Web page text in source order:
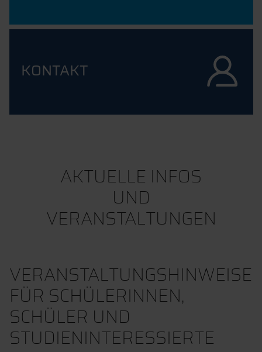
KONTAKT
AKTUELLE INFOS
UND
VERANSTALTUNGEN
VERANSTALTUNGSHINWEISE
FÜR SCHÜLERINNEN,
SCHÜLER UND
STUDIENINTERESSIERTE